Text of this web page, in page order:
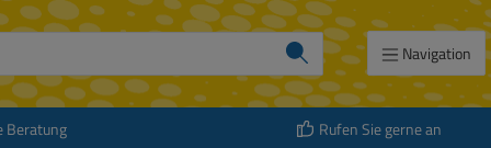
Navigation
Beratung Rufen Sie gerne an